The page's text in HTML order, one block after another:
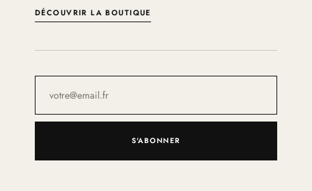
DÉCOUVRIR LA BOUTIQUE
S'ABONNER